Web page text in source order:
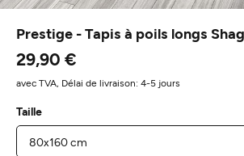
Prestige - Tapis à poils longs
29,90 €
avec TVA, Délai de livraison: 4-5 jours
Taille